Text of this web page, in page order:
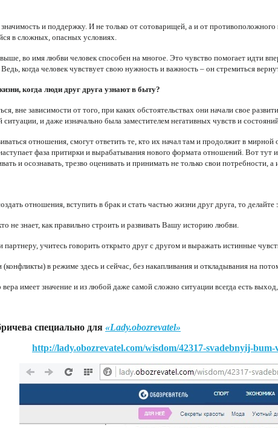
и поддержку. И не только от сотоварищей, а и от
в сложных, опасных условиях.
во имя любви человек способен на многое. Это чувство помогает идти
когда человек чувствует свою нужность и важность – он стремиться
когда люди друг друга узнают в быту?
вне зависимости от того, при каких обстоятельствах они начали свое
ситуации, и даже изначально была заместителем негативных чувств и
отношения, смогут ответить те, кто их начал там и продолжит в
фаза притирки и вырабатывания нового формата отношений. Вот
и осознавать, трезво оценивать и принимать не только свои потребности,
отношения, вступить в брак и стать частью жизни друг друга, то
не знает, как правильно строить и развивать Вашу историю любви.
учитесь говорить открыто друг с другом и выражать истинные
в режиме здесь и сейчас, без накапливания и откладывания на
имеет значение и из любой даже самой сложно ситуации всегда есть
специально для «Lady.obozrevatel»
http://lady.obozrevatel.com/wisdom/42317-svadebnyij-